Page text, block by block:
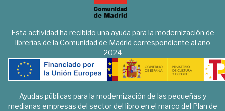
Esta actividad ha recibido una ayuda para la modernización de
librerías de la Comunidad de Madrid correspondiente al año
2024
Ayudas públicas para la modernización de las pequeñas y
medianas empresas del sector del libro en el marco del Plan de